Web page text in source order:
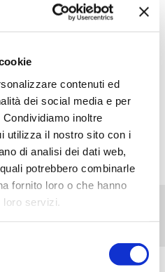
contenuti ed
dei social media e per
inoltre
utilizza il nostro sito con i
di analisi dei dati web,
potrebbero combinarle
fornito loro o che hanno
servizi.
ottenuto attraverso
non alterano le tipiche e
e gusto a tutte le